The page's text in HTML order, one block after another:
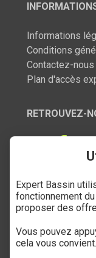
Informations
Conditions
Contactez-nous
Plan d'accès
RETROUVEZ-
SERVICE
03 27 89
Du mardi au
Expert Bassin
fonctionnement
proposer des
Vous pouvez
cela vous convient.